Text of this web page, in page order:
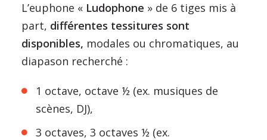
L’euphone « Ludophone » de 6 tiges mis à
part, différentes tessitures sont
disponibles, modales ou chromatiques, au
diapason recherché :
1 octave, octave ½ (ex. musiques de
scènes, DJ),
3 octaves, 3 octaves ½ (ex.